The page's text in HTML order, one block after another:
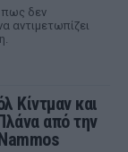
πως δεν
αντιμετωπίζει
Κίντμαν και
από την